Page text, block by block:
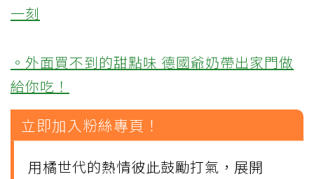
一刻
。外面買不到的甜點味 德國爺奶帶出家門做
給你吃！
立即加入粉絲專頁！
用橘世代的熱情彼此鼓勵打氣，展開